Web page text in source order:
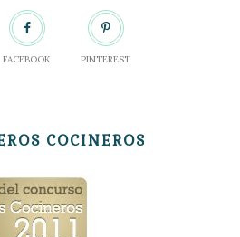
FACEBOOK PINTEREST
COCINEROS